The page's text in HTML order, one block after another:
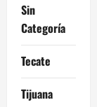
Sin
Categoría
Tecate
Tijuana